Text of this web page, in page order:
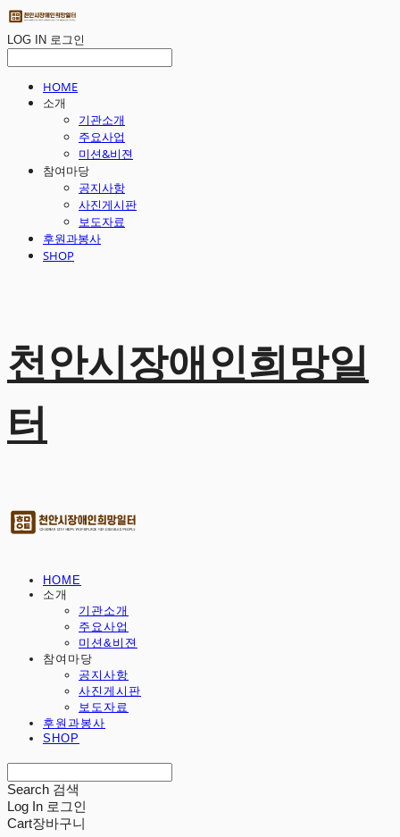
LOG IN 로그인
HOME
소개
기관소개
주요사업
미션&비젼
참여마당
공지사항
사진게시판
보도자료
후원과봉사
SHOP
천안시장애인희망일
터
HOME
소개
기관소개
주요사업
미션&비젼
참여마당
공지사항
사진게시판
보도자료
후원과봉사
SHOP
Search 검색
Log In 로그인
Cart장바구니